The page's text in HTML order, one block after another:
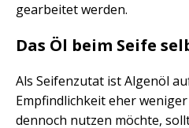
gearbeitet werden.
Das Öl beim Seife
Als Seifenzutat ist Algenöl
Empfindlichkeit eher
dennoch nutzen möchte,